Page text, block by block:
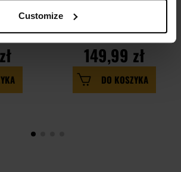
Customize
Black -
Latarka Wuben E7 6500K Black -
149,99 zł
DO KOSZYKA